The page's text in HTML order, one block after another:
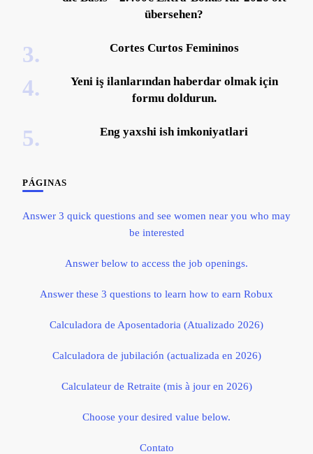
übersehen?
Cortes Curtos Femininos
Yeni iş ilanlarından haberdar olmak için
formu doldurun.
Eng yaxshi ish imkoniyatlari
PÁGINAS
Answer 3 quick questions and see women near you who may
be interested
Answer below to access the job openings.
Answer these 3 questions to learn how to earn Robux
Calculadora de Aposentadoria (Atualizado 2026)
Calculadora de jubilación (actualizada en 2026)
Calculateur de Retraite (mis à jour en 2026)
Choose your desired value below.
Contato